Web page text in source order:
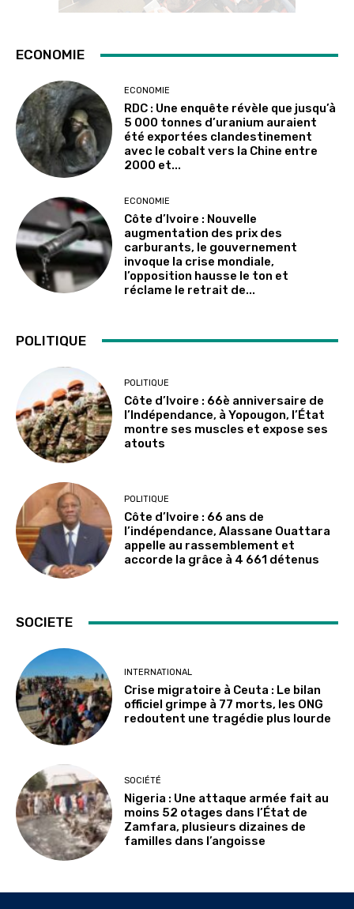
ECONOMIE
ECONOMIE
RDC : Une enquête révèle que jusqu’à
5 000 tonnes d’uranium auraient
été exportées clandestinement
avec le cobalt vers la Chine entre
2000 et...
ECONOMIE
Côte d’Ivoire : Nouvelle
augmentation des prix des
carburants, le gouvernement
invoque la crise mondiale,
l’opposition hausse le ton et
réclame le retrait de...
POLITIQUE
POLITIQUE
Côte d’Ivoire : 66è anniversaire de
l’Indépendance, à Yopougon, l’État
montre ses muscles et expose ses
atouts
POLITIQUE
Côte d’Ivoire : 66 ans de
l’indépendance, Alassane Ouattara
appelle au rassemblement et
accorde la grâce à 4 661 détenus
SOCIETE
INTERNATIONAL
Crise migratoire à Ceuta : Le bilan
officiel grimpe à 77 morts, les ONG
redoutent une tragédie plus lourde
SOCIÉTÉ
Nigeria : Une attaque armée fait au
moins 52 otages dans l’État de
Zamfara, plusieurs dizaines de
familles dans l’angoisse